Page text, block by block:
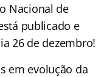
Nacional de
publicado e
26 de dezembro!
em evolução da